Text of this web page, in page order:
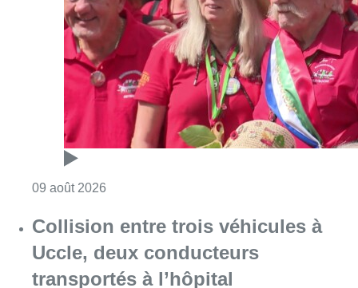
Collision entre trois véhicules à
Uccle, deux conducteurs
transportés à l’hôpital